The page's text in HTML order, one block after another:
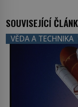
SOUVISEJÍCÍ
VĚDA A TECHNIKA